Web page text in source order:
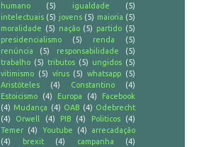
humano
(5) igualdade
(5)
intelectuais (5) jovens (5) maioria (5)
moralidade (5) nação (5) partido (5)
presidencialismo
(5) renda
(5)
renúncia
(5) responsabilidade
(5)
trabalho (5) tributos (5) ungidos (5)
vitimismo (5) vírus (5) whatsapp (5)
Aristóteles
(4) Constantino
(4)
Estoicismo
(4) Europa (4)
Facebook
(4) Mudança (4) OAB (4) Odebrecht
(4)
Orwell (4) PIB (4) Politicos
(4)
Temer (4) Youtube (4)
arrecadação
(4)
brexit (4) campanha
(4)